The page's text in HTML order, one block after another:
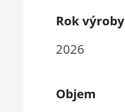
Rok výroby
2026
Objem